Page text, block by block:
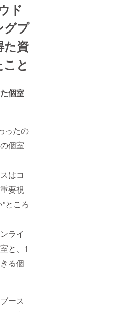
ド
グプ
た資
と
個室
ったの
個室
はコ
要視
ところ
ライ
と、1
る個
ース